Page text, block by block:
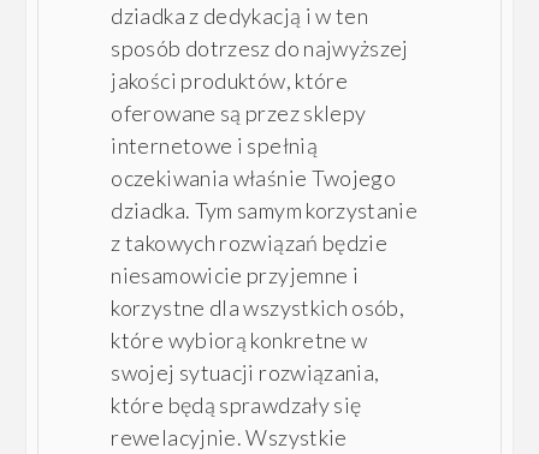
dziadka z dedykacją i w ten
sposób dotrzesz do najwyższej
jakości produktów, które
oferowane są przez sklepy
internetowe i spełnią
oczekiwania właśnie Twojego
dziadka. Tym samym korzystanie
z takowych rozwiązań będzie
niesamowicie przyjemne i
korzystne dla wszystkich osób,
które wybiorą konkretne w
swojej sytuacji rozwiązania,
które będą sprawdzały się
rewelacyjnie. Wszystkie